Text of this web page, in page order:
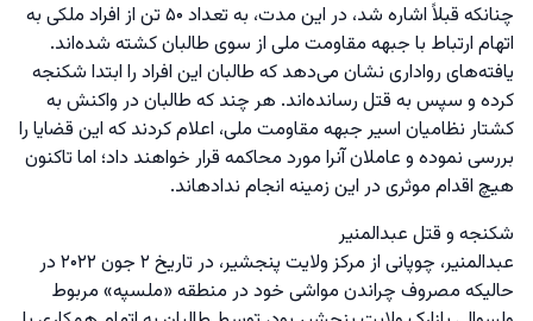
چنانکه قبلاً اشاره شد، در این مدت، به تعداد ۵۰ تن از افراد ملکی به
اتهام ارتباط با جبهه مقاومت ملی از سوی طالبان کشته شده‌اند.
یافته‌های رواداری نشان می‌دهد که طالبان این افراد را ابتدا شکنجه
کرده و سپس به قتل رسانده‌اند. هر چند که طالبان در واکنش به
کشتار نظامیان اسیر جبهه مقاومت ملی، اعلام کردند که این قضایا را
بررسی نموده و عاملان آنرا مورد محاکمه قرار خواهند داد؛ اما تاکنون
هیچ اقدام موثری در این زمینه انجام ندادهاند.
شکنجه و قتل عبدالمنیر
عبدالمنیر، چوپانی از مرکز ولایت پنجشیر، در تاریخ ۲ جون ۲۰۲۲ در
حالیکه مصروف چراندن مواشی خود در منطقه «ملسپه» مربوط